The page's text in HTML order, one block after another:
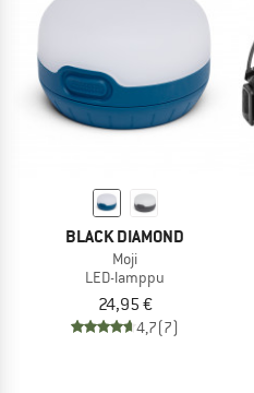
BLACK DIAMOND
Moji
LED-lamppu
24,95 €
4,7(7)